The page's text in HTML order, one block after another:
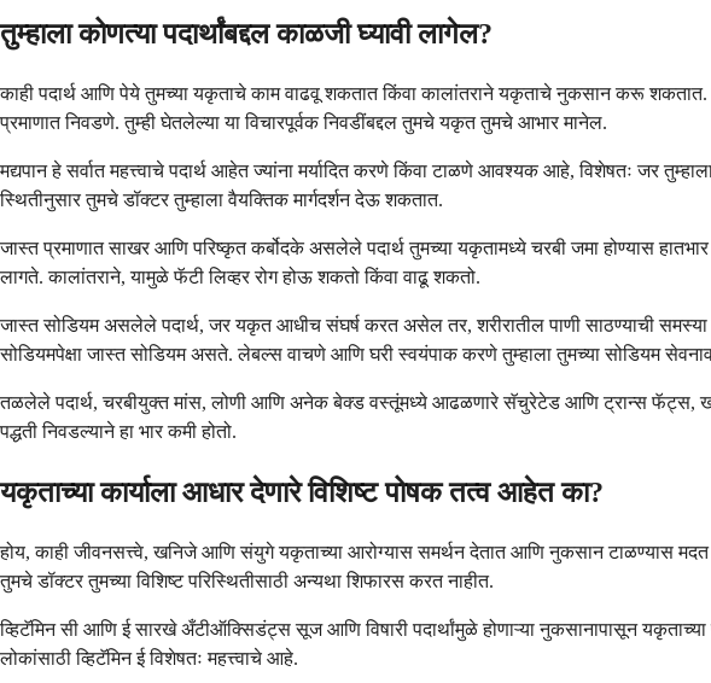
तुम्हाला कोणत्या पदार्थांबद्दल काळजी घ्यावी लागेल?
काही पदार्थ आणि पेये तुमच्या यकृताचे काम वाढवू शकतात किंवा कालांतराने यकृताचे नुकसान करू
प्रमाणात निवडणे. तुम्ही घेतलेल्या या विचारपूर्वक निवडींबद्दल तुमचे यकृत तुमचे आभार मानेल.
मद्यपान हे सर्वात महत्त्वाचे पदार्थ आहेत ज्यांना मर्यादित करणे किंवा टाळणे आवश्यक आहे, विशेषतः जर
स्थितीनुसार तुमचे डॉक्टर तुम्हाला वैयक्तिक मार्गदर्शन देऊ शकतात.
जास्त प्रमाणात साखर आणि परिष्कृत कर्बोदके असलेले पदार्थ तुमच्या यकृतामध्ये चरबी जमा होण्यास
लागते. कालांतराने, यामुळे फॅटी लिव्हर रोग होऊ शकतो किंवा वाढू शकतो.
जास्त सोडियम असलेले पदार्थ, जर यकृत आधीच संघर्ष करत असेल तर, शरीरातील पाणी साठण्याची
सोडियमपेक्षा जास्त सोडियम असते. लेबल्स वाचणे आणि घरी स्वयंपाक करणे तुम्हाला तुमच्या सोडियम
तळलेले पदार्थ, चरबीयुक्त मांस, लोणी आणि अनेक बेक्ड वस्तूंमध्ये आढळणारे सॅचुरेटेड आणि ट्रान्स फॅट्स,
पद्धती निवडल्याने हा भार कमी होतो.
यकृताच्या कार्याला आधार देणारे विशिष्ट पोषक तत्व आहेत का?
होय, काही जीवनसत्त्वे, खनिजे आणि संयुगे यकृताच्या आरोग्यास समर्थन देतात आणि नुकसान टाळण्यास
तुमचे डॉक्टर तुमच्या विशिष्ट परिस्थितीसाठी अन्यथा शिफारस करत नाहीत.
व्हिटॅमिन सी आणि ई सारखे अँटीऑक्सिडंट्स सूज आणि विषारी पदार्थांमुळे होणाऱ्या नुकसानापासून
लोकांसाठी व्हिटॅमिन ई विशेषतः महत्त्वाचे आहे.